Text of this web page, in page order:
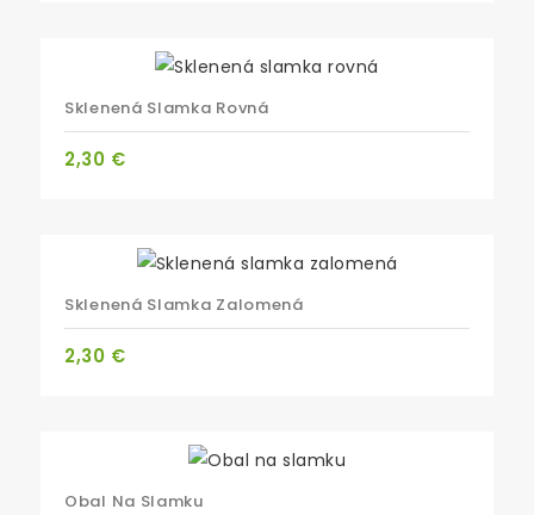
Sklenená Slamka Rovná
Cena
2,30 €
Sklenená Slamka Zalomená
Cena
2,30 €
Obal Na Slamku